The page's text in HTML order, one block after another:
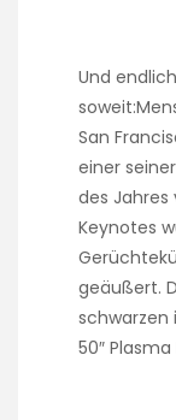
Und
San
einer
des
Keynotes
geäußert.
schwarzen
50″